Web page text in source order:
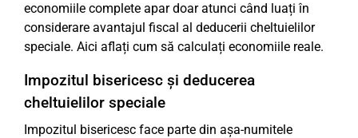
economiile complete apar doar atunci când luați în
considerare avantajul fiscal al deducerii cheltuielilor
speciale. Aici aflați cum să calculați economiile reale.
Impozitul bisericesc și deducerea
cheltuielilor speciale
Impozitul bisericesc face parte din așa-numitele